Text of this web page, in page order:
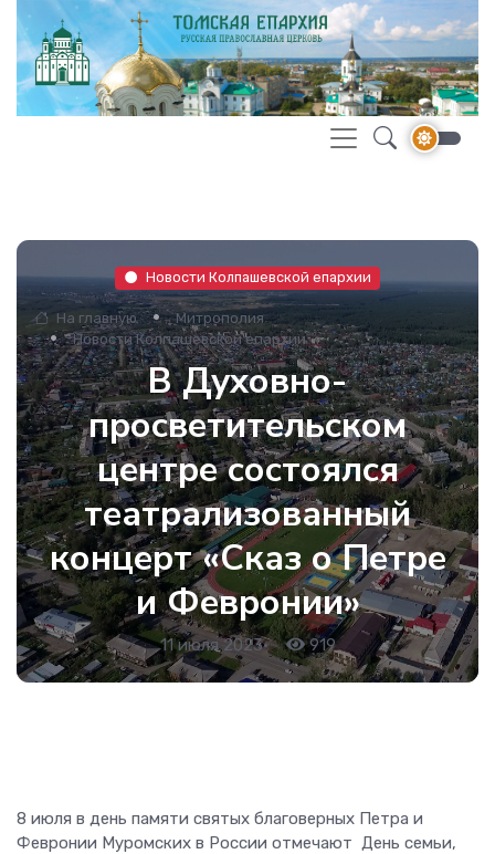
Новости Колпашевской епархии
На главную
Митрополия
Новости Колпашевской епархии
В Духовно-
просветительском
центре состоялся
театрализованный
концерт «Сказ о Петре
и Февронии»
11 июля 2023• 919
8 июля в день памяти святых благоверных Петра и
Февронии Муромских в России отмечают День семьи,